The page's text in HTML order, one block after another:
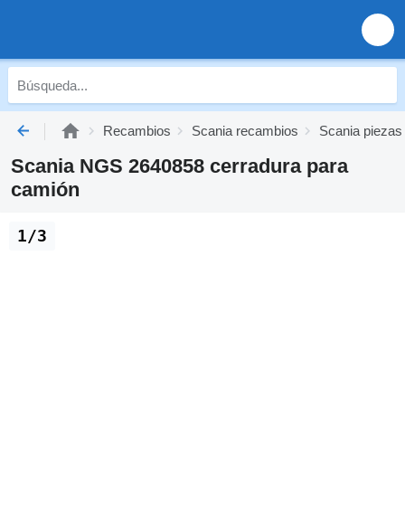
Recambios Scania recambios Scania
Scania NGS 2640858 cerradura para
camión
1/3